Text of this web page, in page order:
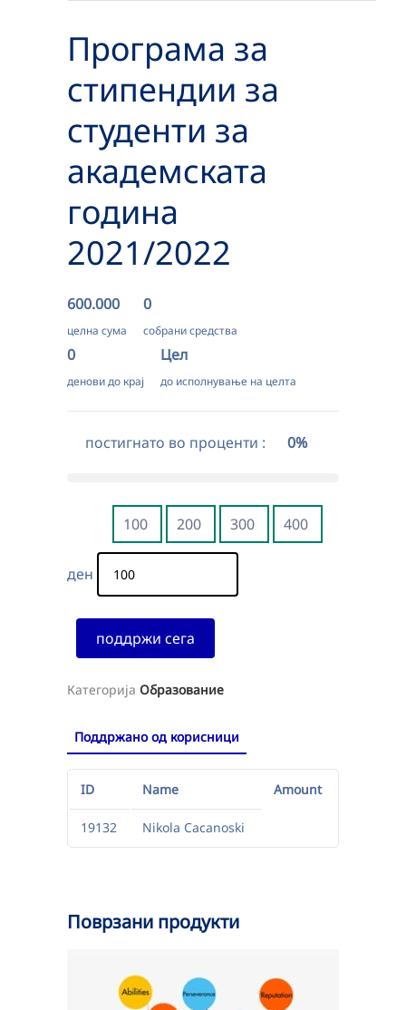
Програма за
стипендии за
студенти за
академската
година
2021/2022
600.000
целна сума
0
собрани средства
0
денови до крај
Цел
до исполнување на целта
постигнато во проценти : 0%
100 200 300 400
ден
поддржи сега
Категорија Образование
Поддржано од корисници
ID Name Amount
19132 Nikola Cacanoski
Поврзани продукти